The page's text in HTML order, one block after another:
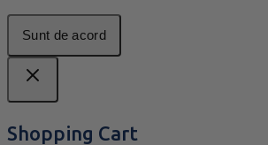
Sunt de acord
Shopping Cart